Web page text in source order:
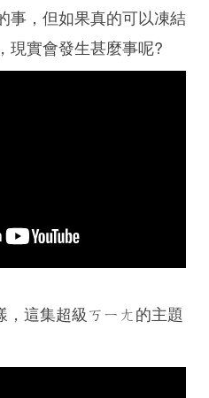
事，但如果真的可以凍結
現實會發生甚麼事呢?
這集超級ㄎㄧㄤ的主題